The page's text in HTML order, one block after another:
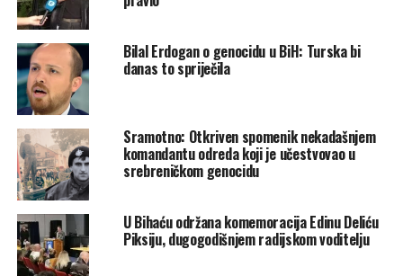
Historijski kontekst dešavanja u Srebrenici i Bihaću 1995.
naglašavajući da je genocid u Srebrenici sramota i poraz
savremenog čovječanstva.
“Srebrenica je poraz čovječanstva, a upravo to je razlog
zbog kojeg njegujemo sjećanje na žrtve. Nije dovoljno
samo se prisjećati, moramo djelovati protiv zaborava i
negacije istine”, poručio je Lipovača.
U sklopu komemorativne sjednice prikazan je i isječak iz
dokumentarnog filma “Tri decenije bola” autorice Edine
Mateljić, novinarke RTV Tuzlanskog kantona, a prisutni su
Bilal Erdogan o genocidu u BiH: Turska bi
danas to spriječila
Sramotno: Otkriven spomenik nekadašnjem
komandantu odreda koji je učestvovao u
srebreničkom genocidu
U Bihaću održana komemoracija Edinu Deliću
Piksiju, dugogodišnjem radijskom voditelju